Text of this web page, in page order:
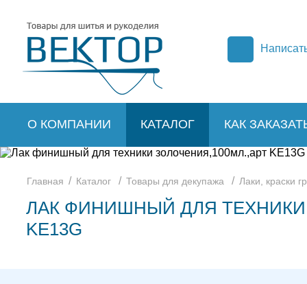
О КОМПАНИИ КАТАЛОГ КАК
Главная / Каталог / Товары для декупажа / Лаки, краски
ЛАК ФИНИШНЫЙ ДЛЯ ТЕХНИКИ
KE13G